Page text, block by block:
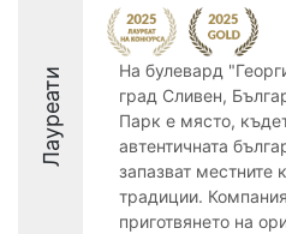
Лауреати
На булевард
град Сливен,
Парк е място,
автентичната
запазват местните
традиции.
приготвянето на